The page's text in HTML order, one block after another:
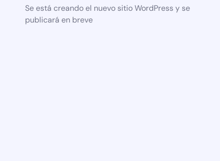
Se está creando el nuevo sitio WordPress y se
publicará en breve